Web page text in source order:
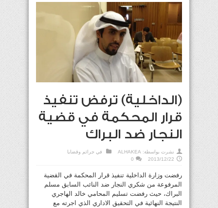
(الداخلية) ترفض تنفيذ
قرار المحكمة في قضية
النجار ضد البراك
نشرت بواسطة: ALHAKEA في جرائم وقضايا
2013/12/22
0
رفضت وزارة الداخلية تنفيذ قرار المحكمة في القضية
المرفوعة من شكري النجار ضد النائب السابق مسلم
البراك، حيث رفضت تسليم المحامي خالد الهاجري
النتيجة النهائية في التحقيق الاداري الذي اجرته مع